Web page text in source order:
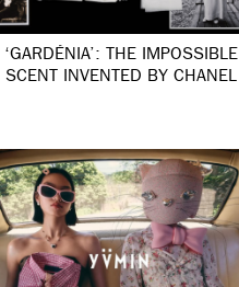
‘GARDÉNIA’: THE IMPOSSIBLE
SCENT INVENTED BY CHANEL